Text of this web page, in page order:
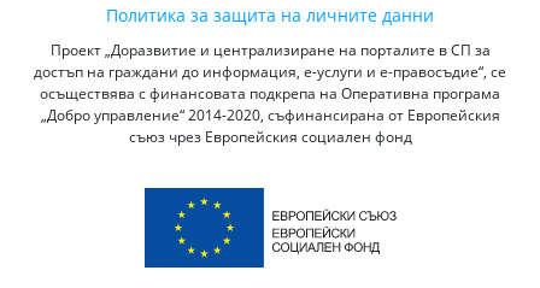
Политика за защита на личните данни
Проект „Доразвитие и централизиране на порталите в СП за
достъп на граждани до информация, е-услуги и е-правосъдие“, се
осъществява с финансовата подкрепа на Оперативна програма
„Добро управление“ 2014-2020, съфинансирана от Европейския
съюз чрез Европейския социален фонд